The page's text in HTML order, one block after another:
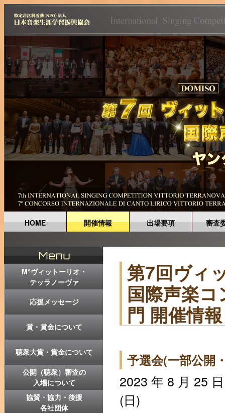
HOME 開催情報 出場要項 審査
M°ヴィットーリオ・
テッラノーヴァ
応援メッセージ
賞・賞金について
聴衆大賞・賞金について
公開（聴衆）審査の
入場について
協賛・協力・後援
各社団体
第7回ヴィ
国際声楽
門 開催情報
予選会(一部公開
2023 年 8 月 25
(日)